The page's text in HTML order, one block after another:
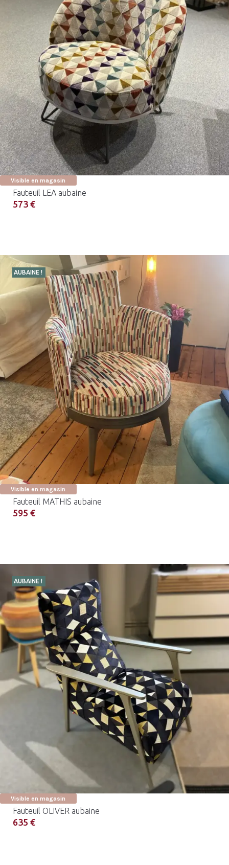
Visible en magasin
Fauteuil LEA aubaine
573 €
AUBAINE !
Visible en magasin
Fauteuil MATHIS aubaine
595 €
AUBAINE !
Visible en magasin
Fauteuil OLIVER aubaine
635 €